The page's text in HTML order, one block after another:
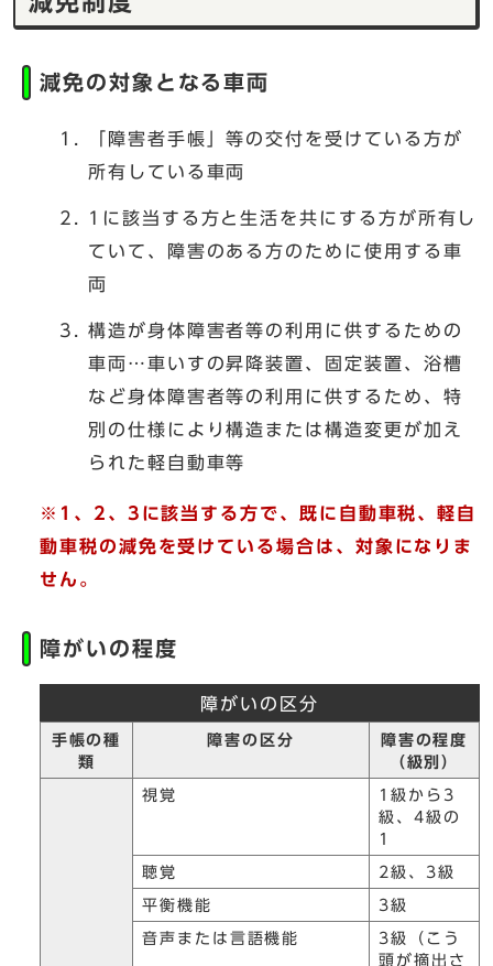
減免の対象となる車両
「障害者手帳」等の交付を受けている方が
所有している車両
1に該当する方と生活を共にする方が所有し
ていて、障害のある方のために使用する車
両
構造が身体障害者等の利用に供するための
車両…車いすの昇降装置、固定装置、浴槽
など身体障害者等の利用に供するため、特
別の仕様により構造または構造変更が加え
られた軽自動車等
※1、2、3に該当する方で、既に自動車税、軽自
動車税の減免を受けている場合は、対象になりま
せん。
障がいの程度
障がいの区分
手帳の種
類
障害の区分
障害の程度
（級別）
視覚
1級から3
級、4級の
1
聴覚 2級、3級
平衡機能 3級
音声または言語機能
3級（こう
頭が摘出さ